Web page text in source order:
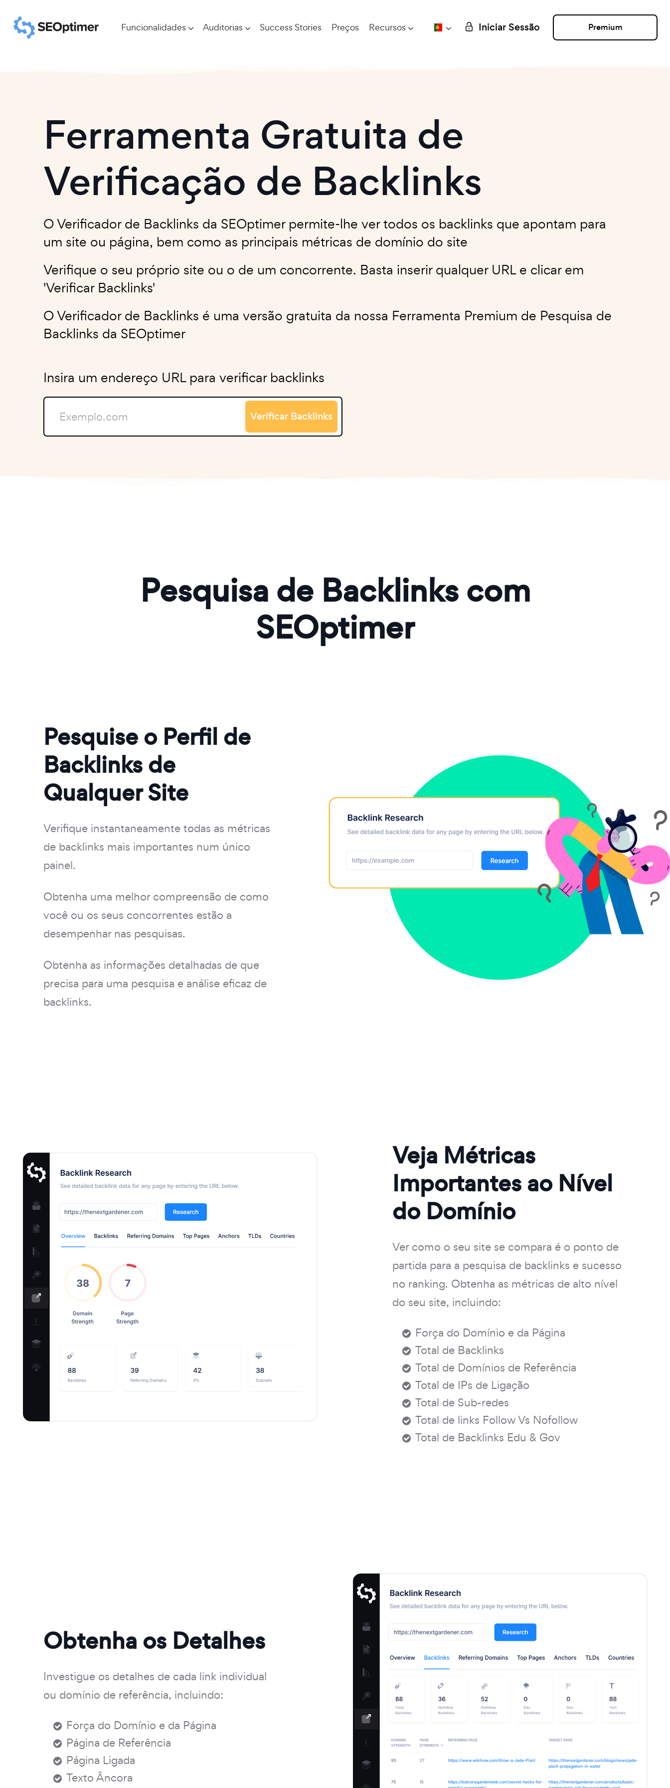
Funcionalidades Auditorias Success Stories Preços Recursos Iniciar Sessão Premium
Ferramenta Gratuita de
Verificação de Backlinks
O Verificador de Backlinks da SEOptimer permite-lhe ver todos os backlinks que apontam para
um site ou página, bem como as principais métricas de domínio do site
Verifique o seu próprio site ou o de um concorrente. Basta inserir qualquer URL e clicar em
'Verificar Backlinks'
O Verificador de Backlinks é uma versão gratuita da nossa Ferramenta Premium de Pesquisa de
Backlinks da SEOptimer
Insira um endereço URL para verificar backlinks
Verificar Backlinks
Pesquisa de Backlinks com
SEOptimer
Pesquise o Perfil de
Backlinks de
Qualquer Site
Verifique instantaneamente todas as métricas
de backlinks mais importantes num único
painel.
Obtenha uma melhor compreensão de como
você ou os seus concorrentes estão a
desempenhar nas pesquisas.
Obtenha as informações detalhadas de que
precisa para uma pesquisa e análise eficaz de
backlinks.
Veja Métricas
Importantes ao Nível
do Domínio
Ver como o seu site se compara é o ponto de
partida para a pesquisa de backlinks e sucesso
no ranking. Obtenha as métricas de alto nível
do seu site, incluindo:
Força do Domínio e da Página
Total de Backlinks
Total de Domínios de Referência
Total de IPs de Ligação
Total de Sub-redes
Total de links Follow Vs Nofollow
Total de Backlinks Edu & Gov
Obtenha os Detalhes
Investigue os detalhes de cada link individual
ou domínio de referência, incluindo:
Força do Domínio e da Página
Página de Referência
Página Ligada
Texto Âncora